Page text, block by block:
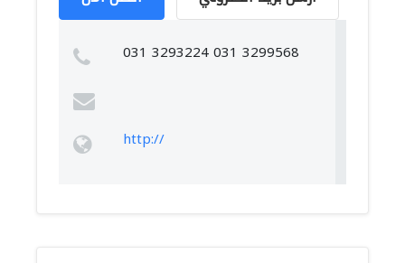
031 3293224 031 3299568
http://